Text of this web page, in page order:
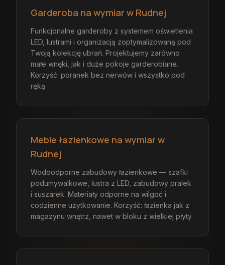
Garderoba na wymiar w Rudnej
Funkcjonalne garderoby z systemem oświetlenia
LED, lustrami i organizacją zoptymalizowaną pod
Twoją kolekcję ubrań. Projektujemy zarówno
małe wnęki, jak i duże pokoje garderobiane.
Korzyść: poranek bez nerwów i wszystko pod
ręką.
Meble łazienkowe na wymiar w
Rudnej
Wodoodporne zabudowy łazienkowe — szafki
podumywalkowe, lustra z LED, zabudowy pralek
i suszarek. Materiały odporne na wilgoć i
codzienne użytkowanie. Korzyść: łazienka jak z
magazynu wnętrz, nawet w bloku z wielkiej płyty.